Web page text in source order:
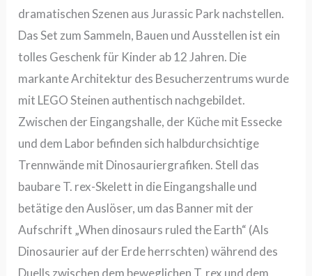
dramatischen Szenen aus Jurassic Park nachstellen.
Das Set zum Sammeln, Bauen und Ausstellen ist ein
tolles Geschenk für Kinder ab 12 Jahren. Die
markante Architektur des Besucherzentrums wurde
mit LEGO Steinen authentisch nachgebildet.
Zwischen der Eingangshalle, der Küche mit Essecke
und dem Labor befinden sich halbdurchsichtige
Trennwände mit Dinosauriergrafiken. Stell das
baubare T. rex-Skelett in die Eingangshalle und
betätige den Auslöser, um das Banner mit der
Aufschrift „When dinosaurs ruled the Earth“ (Als
Dinosaurier auf der Erde herrschten) während des
Duells zwischen dem beweglichen T. rex und dem